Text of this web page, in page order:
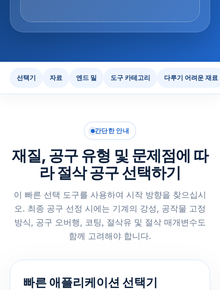
선택기 자료 엔드 밀 도구 카테고리 다루기 어려운 재료
간단한 안내
재질, 공구 유형 및 문제점에 따
라 절삭 공구 선택하기
이 빠른 선택 도구를 사용하여 시작 방향을 찾으십시
오. 최종 공구 선정 시에는 기계의 강성, 공작물 고정
방식, 공구 오버행, 코팅, 절삭유 및 절삭 매개변수도
함께 고려해야 합니다.
빠른 애플리케이션 선택기